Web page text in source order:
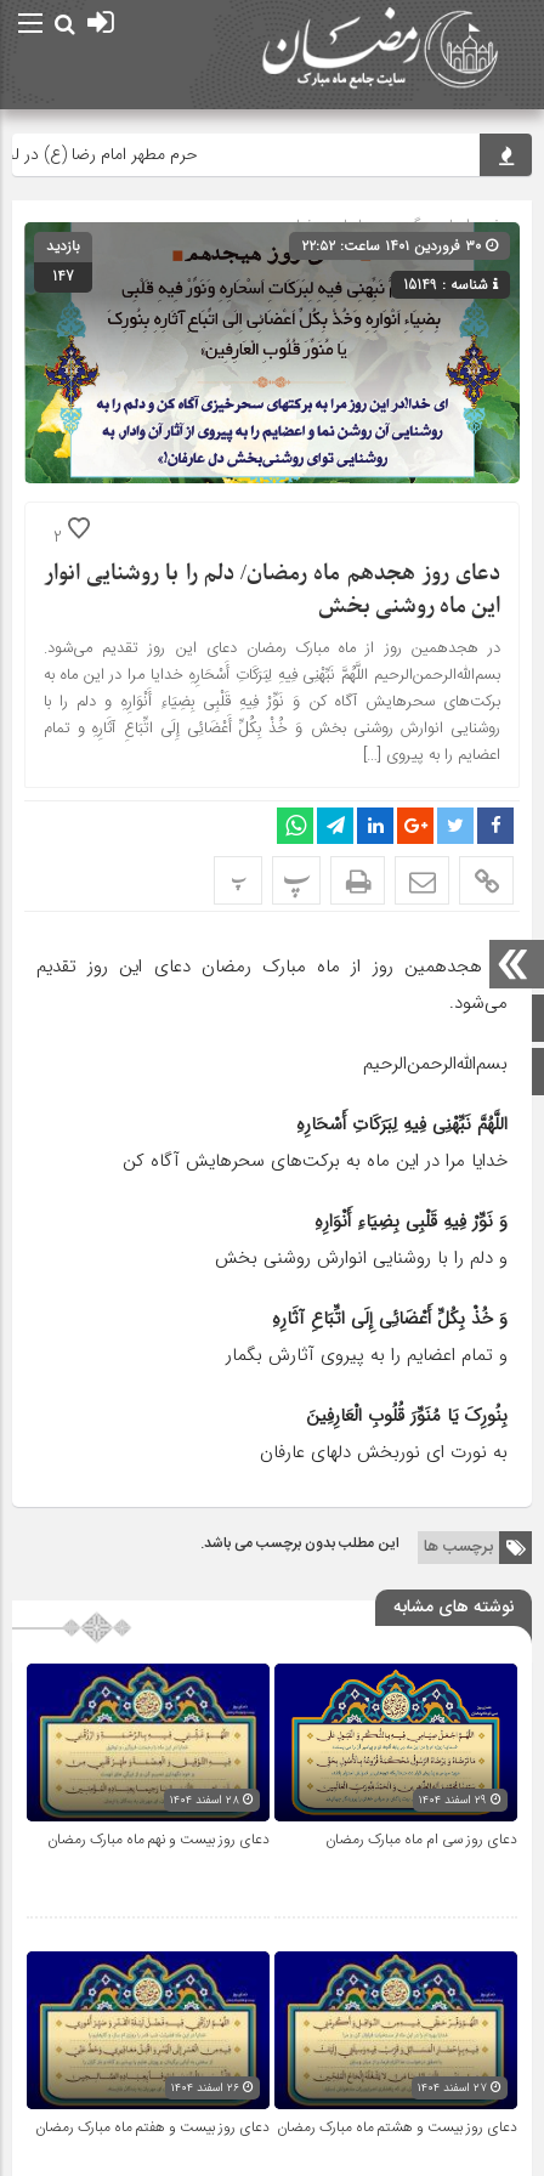
صفحه اصلی
اینستاگرام
حرم مطهر امام رضا (ع) در لحظه
صفحه اصلی» گروه »دعاهای رمضان
شناسه : 15149
بازدید
147
2
دعای روز هجدهم ماه رمضان/ دلم را با روشنایی انوار
این ماه روشنی بخش
در هجدهمین روز از ماه مبارک رمضان دعای این روز تقدیم می‌شود.
بسم‌الله‌الرحمن‌الرحیم اللَّهُمَّ نَبِّهْنِی فِیهِ لِبَرَکَاتِ أَسْحَارِهِ خدایا مرا در این ماه به
برکت‌های سحرهایش آگاه کن وَ نَوِّرْ فِیهِ قَلْبِی بِضِیَاءِ أَنْوَارِهِ و دلم را با
روشنایی انوارش روشنی بخش وَ خُذْ بِکُلِّ أَعْضَائِی إِلَى اتِّبَاعِ آثَارِهِ و تمام
اعضایم را به پیروی […]
پ پ
در هجدهمین روز از ماه مبارک رمضان دعای این روز تقدیم
می‌شود.
بسم‌الله‌الرحمن‌الرحیم
اللَّهُمَّ نَبِّهْنِی فِیهِ لِبَرَکَاتِ أَسْحَارِهِ
خدایا مرا در این ماه به برکت‌های سحرهایش آگاه کن
وَ نَوِّرْ فِیهِ قَلْبِی بِضِیَاءِ أَنْوَارِهِ
و دلم را با روشنایی انوارش روشنی بخش
وَ خُذْ بِکُلِّ أَعْضَائِی إِلَى اتِّبَاعِ آثَارِهِ
و تمام اعضایم را به پیروی آثارش بگمار
بِنُورِکَ یَا مُنَوِّرَ قُلُوبِ الْعَارِفِینَ
به نورت ای نوربخش دلهای عارفان
برچسب ها این مطلب بدون برچسب می باشد.
نوشته های مشابه
دعای روز سی ام ماه مبارک رمضان دعای روز بیست و نهم ماه مبارک رمضان
۲۷ اسفند ۱۴۰۴
دعای روز بیست و هشتم ماه مبارک رمضان دعای روز بیست و هفتم ماه مبارک رمضان